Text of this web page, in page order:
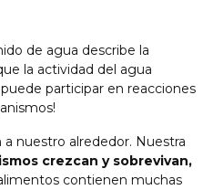
de agua describe la
la actividad del agua
puede participar en reacciones
nuestro alrededor. Nuestra
crezcan y sobrevivan,
contienen muchas